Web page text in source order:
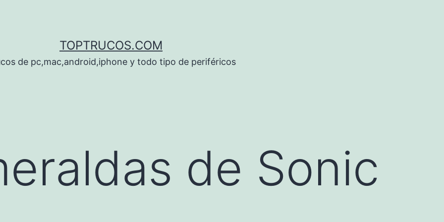
TOPTRUCOS.COM
de pc,mac,android,iphone y todo tipo de periféricos
de Sonic